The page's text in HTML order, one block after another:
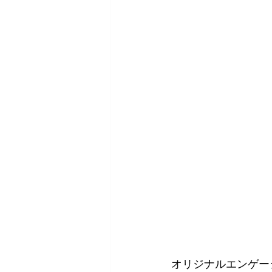
オリジナルエンゲ